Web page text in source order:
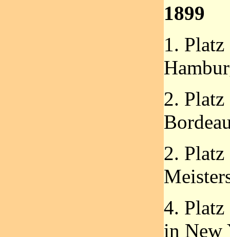
1899
1.
2.
2. Platz
4. Platz
in New